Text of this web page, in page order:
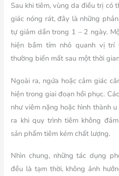
Sau khi tiêm, vùng da điều trị có
giác nóng rát, đây là những
tự giảm dần trong 1 – 2 ngày.
hiện bầm tím nhỏ quanh vị trí
thường biến mất sau một thời
Ngoài ra, ngứa hoặc cảm giác
hiện trong giai đoạn hồi phục.
như viêm nặng hoặc hình thành
ra khi quy trình tiêm không
sản phẩm tiêm kém chất lượng.
Nhìn chung, những tác dụng
đều là tạm thời, không ảnh